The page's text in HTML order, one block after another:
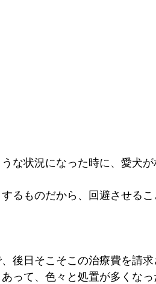
な状況になった時に、愛犬
るものだから、回避させる
後日そこそこの治療費を請求
って、色々と処置が多くなっ